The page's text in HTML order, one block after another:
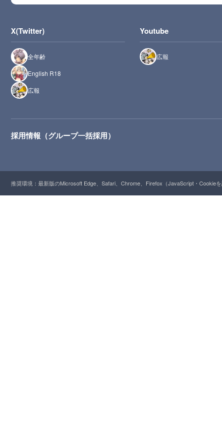
X(Twitter)
全年齢
English R18
広報
Youtube
広報
採用情報（グループ一括採用）
推奨環境：最新版のMicrosoft Edge、Safari、Chrome、Firefox（JavaScript・Cookie